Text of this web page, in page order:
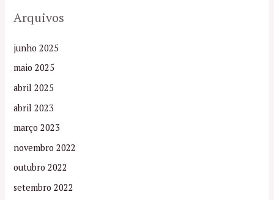
Arquivos
junho 2025
maio 2025
abril 2025
abril 2023
março 2023
novembro 2022
outubro 2022
setembro 2022